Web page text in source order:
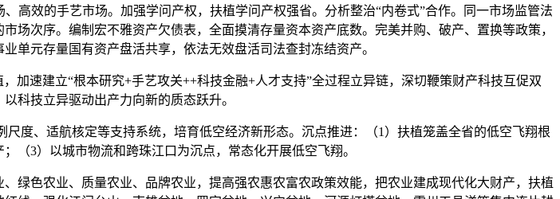
高效的手艺市场。加强学问产权，扶植学问产权强省。分析整治“内卷式”合作。同一市场监管法
次序。编制宏不雅资产欠债表，全面摸清存量资本资产底数。完美并购、破产、置换等政策，
单元存量国有资产盘活共享，依法无效盘活司法查封冻结资产。
速建立“根本研究+手艺攻关++科技金融+人才支持”全过程立异链，深切鞭策财产科技互促双
科技立异驱动出产力向新的质态跃升。
、适航核定等支持系统，培育低空经济新形态。沉点推进：（1）扶植笼盖全省的低空飞翔根
（3）以城市物流和跨珠江口为沉点，常态化开展低空飞翔。
色农业、质量农业、品牌农业，提高强农惠农富农政策效能，把农业建成现代化大财产，扶植